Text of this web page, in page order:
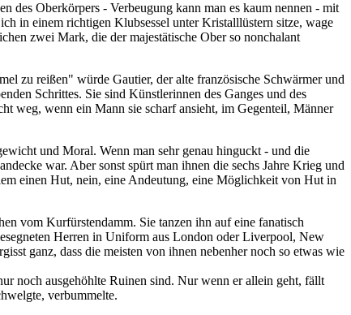
des Oberkörpers - Verbeugung kann man es kaum nennen - mit
in einem richtigen Klubsessel unter Kristalllüstern sitze, wage
zwei Mark, die der majestätische Ober so nonchalant
zu reißen" würde Gautier, der alte französische Schwärmer und
Schrittes. Sie sind Künstlerinnen des Ganges und des
weg, wenn ein Mann sie scharf ansieht, im Gegenteil, Männer
und Moral. Wenn man sehr genau hinguckt - und die
war. Aber sonst spürt man ihnen die sechs Jahre Krieg und
einen Hut, nein, eine Andeutung, eine Möglichkeit von Hut in
vom Kurfürstendamm. Sie tanzen ihn auf eine fanatisch
Herren in Uniform aus London oder Liverpool, New
ganz, dass die meisten von ihnen nebenher noch so etwas wie
noch ausgehöhlte Ruinen sind. Nur wenn er allein geht, fällt
verbummelte.